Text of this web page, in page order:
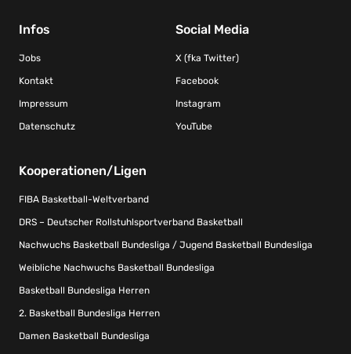
Infos
Jobs
Kontakt
Impressum
Datenschutz
Social Media
X (fka Twitter)
Facebook
Instagram
YouTube
Kooperationen/Ligen
FIBA Basketball-Weltverband
DRS – Deutscher Rollstuhlsportverband Basketball
Nachwuchs Basketball Bundesliga / Jugend Basketball Bundesliga
Weibliche Nachwuchs Basketball Bundesliga
Basketball Bundesliga Herren
2. Basketball Bundesliga Herren
Damen Basketball Bundesliga